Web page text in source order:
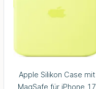
Apple Silikon Case mit
MagSafe für iPhone 17